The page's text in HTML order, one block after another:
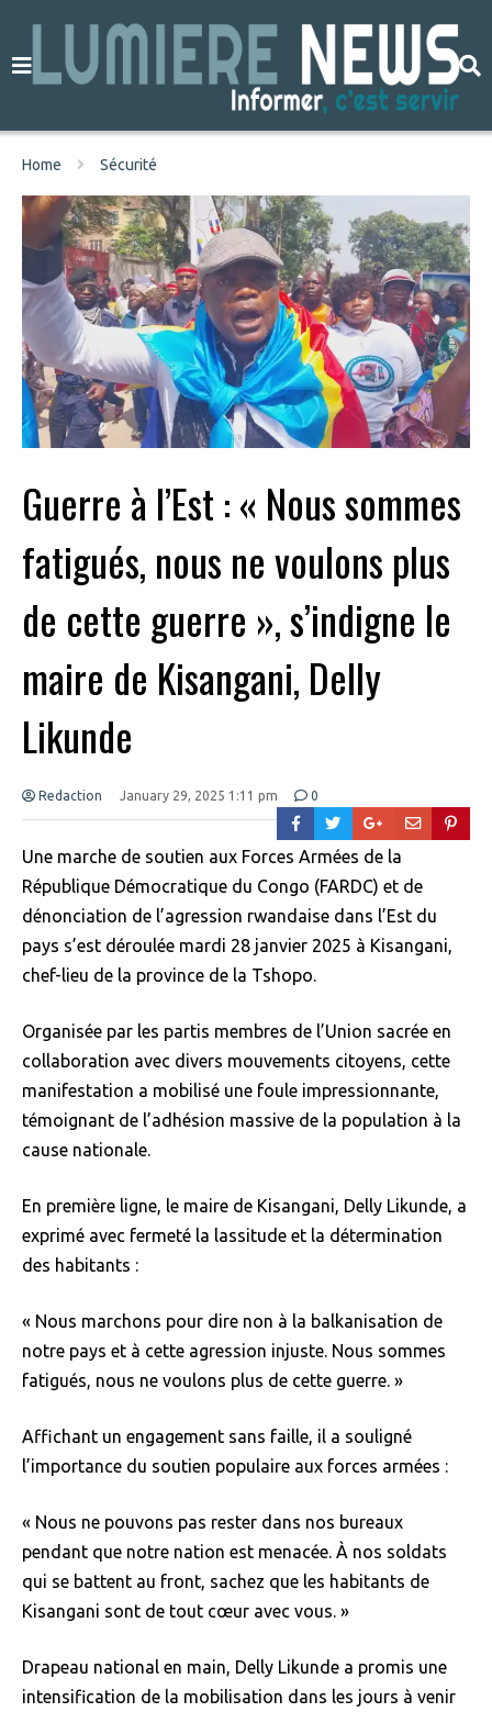
Home Sécurité
Guerre à l’Est : « Nous sommes
fatigués, nous ne voulons plus
de cette guerre », s’indigne le
maire de Kisangani, Delly
Likunde
Redaction January 29, 2025 1:11 pm 0
Une marche de soutien aux Forces Armées de la
République Démocratique du Congo (FARDC) et de
dénonciation de l’agression rwandaise dans l’Est du
pays s’est déroulée mardi 28 janvier 2025 à Kisangani,
chef-lieu de la province de la Tshopo.
Organisée par les partis membres de l’Union sacrée en
collaboration avec divers mouvements citoyens, cette
manifestation a mobilisé une foule impressionnante,
témoignant de l’adhésion massive de la population à la
cause nationale.
En première ligne, le maire de Kisangani, Delly Likunde, a
exprimé avec fermeté la lassitude et la détermination
des habitants :
« Nous marchons pour dire non à la balkanisation de
notre pays et à cette agression injuste. Nous sommes
fatigués, nous ne voulons plus de cette guerre. »
Affichant un engagement sans faille, il a souligné
l’importance du soutien populaire aux forces armées :
« Nous ne pouvons pas rester dans nos bureaux
pendant que notre nation est menacée. À nos soldats
qui se battent au front, sachez que les habitants de
Kisangani sont de tout cœur avec vous. »
Drapeau national en main, Delly Likunde a promis une
intensification de la mobilisation dans les jours à venir